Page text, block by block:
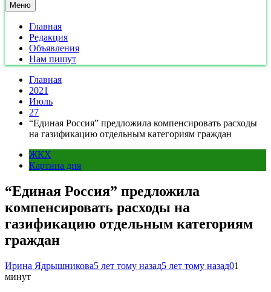
Меню
Главная
Редакция
Объявления
Нам пишут
Главная
2021
Июль
27
“Единая Россия” предложила компенсировать расходы
на газификацию отдельным категориям граждан
ЖКХ
Картина дня
“Единая Россия” предложила
компенсировать расходы на
газификацию отдельным категориям
граждан
Ирина Ядрышникова5 лет тому назад5 лет тому назад01
минут